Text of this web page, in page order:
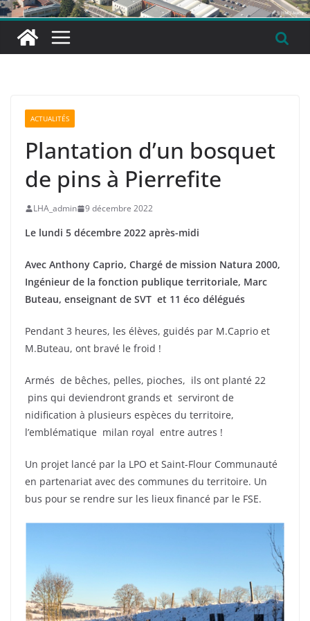
ACTUALITÉS
Plantation d’un bosquet
de pins à Pierrefite
LHA_admin 9 décembre 2022
Le lundi 5 décembre 2022 après-midi
Avec Anthony Caprio, Chargé de mission Natura 2000,
Ingénieur de la fonction publique territoriale, Marc
Buteau, enseignant de SVT et 11 éco délégués
Pendant 3 heures, les élèves, guidés par M.Caprio et
M.Buteau, ont bravé le froid !
Armés de bêches, pelles, pioches, ils ont planté 22
pins qui deviendront grands et serviront de
nidification à plusieurs espèces du territoire,
l’emblématique milan royal entre autres !
Un projet lancé par la LPO et Saint-Flour Communauté
en partenariat avec des communes du territoire. Un
bus pour se rendre sur les lieux financé par le FSE.